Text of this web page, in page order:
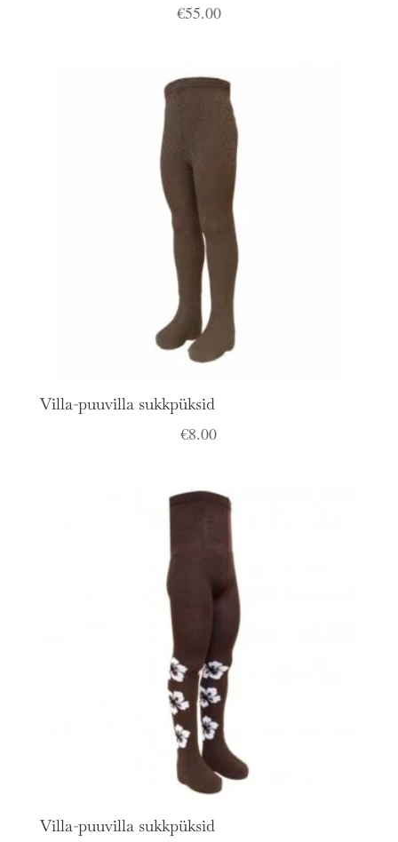
€55.00
Villa-puuvilla sukkpüksid
€8.00
Villa-puuvilla sukkpüksid